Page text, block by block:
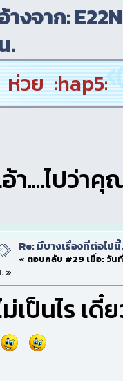
างจาก:
.
ห่วย :hap5:
อ้า....ไปว่
Re: มีบางเรื่องที่ต่อไป
« ตอบกลับ #29 เมื่อ:วันที่
»
ม่เป็นไร เ